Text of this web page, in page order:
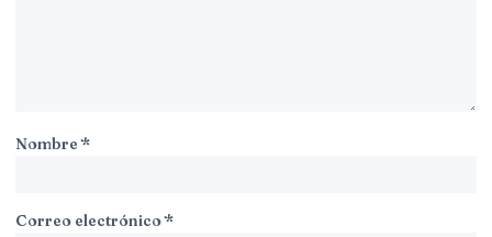
Nombre*
Correo electrónico*